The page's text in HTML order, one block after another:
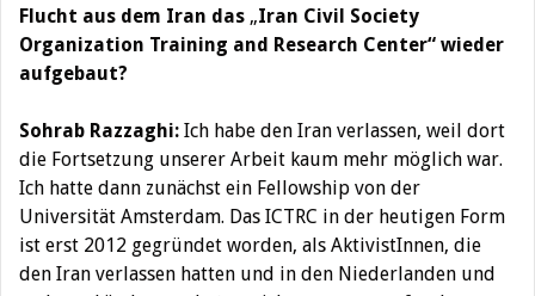
Flucht aus dem Iran das „Iran Civil Society
Organization Training and Research Center“ wieder
aufgebaut?
Sohrab Razzaghi: Ich habe den Iran verlassen, weil dort
die Fortsetzung unserer Arbeit kaum mehr möglich war.
Ich hatte dann zunächst ein Fellowship von der
Universität Amsterdam. Das ICTRC in der heutigen Form
ist erst 2012 gegründet worden, als AktivistInnen, die
den Iran verlassen hatten und in den Niederlanden und